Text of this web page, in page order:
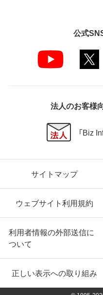
公式
法人のお客様
「Biz
サイトマップ
ウェブサイト利用規約
利用者情報の外部送信に
ついて
正しい表示への取り組み